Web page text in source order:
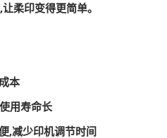
柔印变得更简单。
本
用寿命长
,减少印机调节时间